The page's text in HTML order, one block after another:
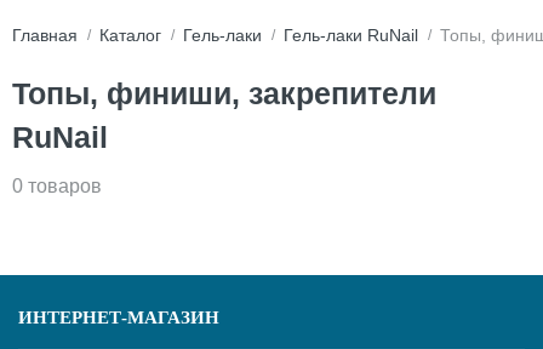
Главная Каталог Гель-лаки Гель-лаки RuNail Топы,
Топы, финиши, закрепители
RuNail
0 товаров
ИНТЕРНЕТ-МАГАЗИН